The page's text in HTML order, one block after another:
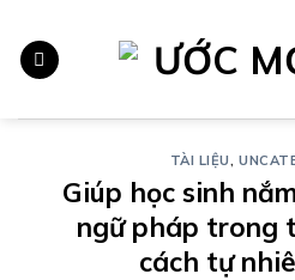
đến
nội
TÀI LIỆU,
Giúp học sinh
ngữ pháp trong
cách tự